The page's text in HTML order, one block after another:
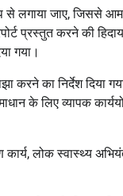
से लगाया जाए, जिससे
प्रस्तुत करने की
गया।
का निर्देश दिया
के लिए व्यापक
कार्य, लोक स्वास्थ्य